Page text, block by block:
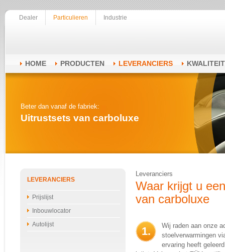
Dealer Particulieren Industrie
HOME PRODUCTEN LEVERANCIERS KWALITEIT
Beter dan vanaf de fabriek:
Uitrustsets van carboluxe
LEVERANCIERS
Prijslijst
Inbouwlocator
Autolijst
Leveranciers
Waar krijgt u
van carboluxe
1.
Wij raden aan onze
stoelverwarmingen
ervaring heeft